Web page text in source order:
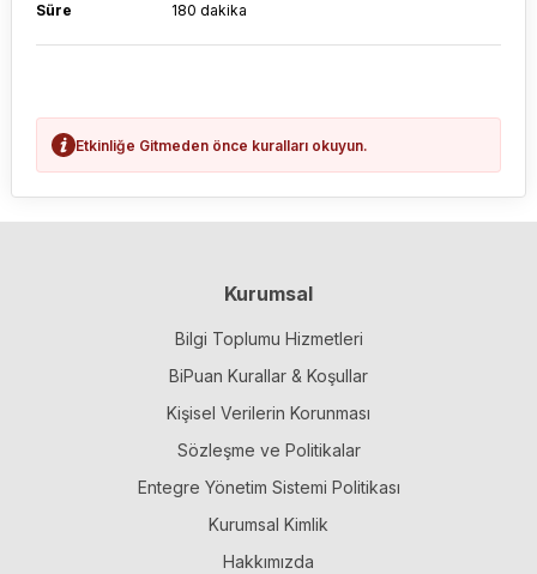
Süre
180 dakika
Etkinliğe Gitmeden önce kuralları okuyun.
Kurumsal
Bilgi Toplumu Hizmetleri
BiPuan Kurallar & Koşullar
Kişisel Verilerin Korunması
Sözleşme ve Politikalar
Entegre Yönetim Sistemi Politikası
Kurumsal Kimlik
Hakkımızda